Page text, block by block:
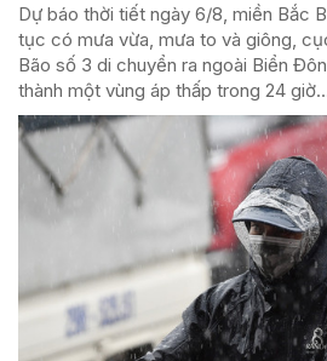
Dự báo thời tiết ngày 6/8, miền Bắc
tục có mưa vừa, mưa to và giông,
Bão số 3 di chuyển ra ngoài Biển
thành một vùng áp thấp trong 24